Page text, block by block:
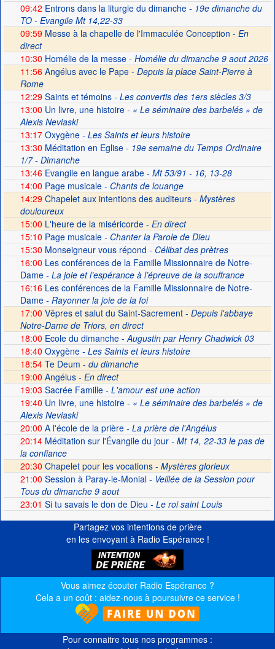
09:42 Entrons dans la liturgie du dimanche- 19e dimanche du
TO - Evangile Mt 14,22-33
09:59 Messe à la chapelle de l'Immaculée Conception - En
direct
10:30 Homélie de la messe- Homélie du dimanche 9 aout 2026
11:56 Angélus avec le Pape - Depuis la place Saint-Pierre à
Rome
12:29Saints et témoins- Les convertis des 1ers siècles 3/3
13:00 Un livre, une histoire- « Le séminaire des barbelés » de
Alexis Neviaski
13:17Oxygène- Les Saints et leurs histoire
13:30 Méditation en Eglise- 19e semaine du Temps Ordinaire
1/7 - Dimanche
13:46Evangile en langue arabe- Mt 53/91 - 16, 13-28
14:00 Page musicale- Chants de louange
14:29 Chapelet aux intentions des auditeurs - Mystères
douloureux
15:00 L'heure de la miséricorde - En direct
15:10 Page musicale- Chanter la Parole de Dieu
15:30 Monseigneur vous répond - Célibat des prètres
16:00 Les conférences de la Famille Missionnaire de Notre-
Dame- La joie et l’espérance à l’épreuve de la souffrance
16:16Les conférences de la Famille Missionnaire de Notre-
Dame- Rayonner la joie de la foi
17:00 Vêpres et salut du Saint-Sacrement - Depuis l'abbaye
Notre-Dame de Triors, en direct
18:00 Ecole du dimanche- Augustin par Henry Chadwick 03
18:40 Oxygène- Les Saints et leurs histoire
18:54Te Deum - du dimanche
19:00 Angélus - En direct
19:03 Sacrée Famille- L'amour est une action
19:40 Un livre, une histoire- « Le séminaire des barbelés » de
Alexis Neviaski
20:00 A l'école de la prière- La prière de l'Angélus
20:14Méditation sur l'Évangile du jour- Mt 14, 22-33 le pas de
la confiance
20:30 Chapelet pour les vocations - Mystères glorieux
21:00 Session à Paray-le-Monial- Veillée de la Session pour
Tous du dimanche 9 aout
23:01 Si tu savais le don de Dieu - Le roi saint Louis
Partagez vos intentions de prière
en les envoyant à Radio Espérance !
Vous aimez écouter Radio Espérance ?
Cela a un coût : aidez-nous à poursuivre ce service !
Pour connaitre tous nos programmes :